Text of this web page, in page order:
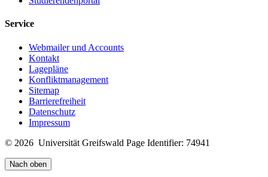
Service
Webmailer und Accounts
Kontakt
Lagepläne
Konfliktmanagement
Sitemap
Barrierefreiheit
Datenschutz
Impressum
© 2026 Universität Greifswald Page Identifier: 74941
Nach oben